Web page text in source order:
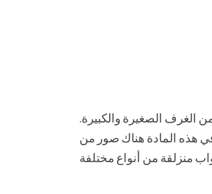
الغرف الصغيرة والكبيرة.
هذه المادة هناك صور من